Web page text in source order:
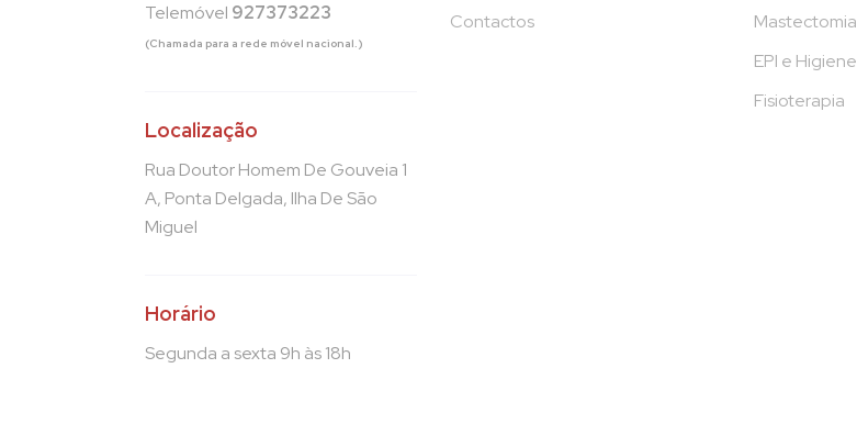
Telemóvel 927373223
(Chamada para a rede móvel nacional.)
Localização
Rua Doutor Homem De Gouveia 1
A, Ponta Delgada, Ilha De São
Miguel
Horário
Segunda a sexta 9h às 18h
Contactos
Mastectomia
EPI e Higiene
Fisioterapia